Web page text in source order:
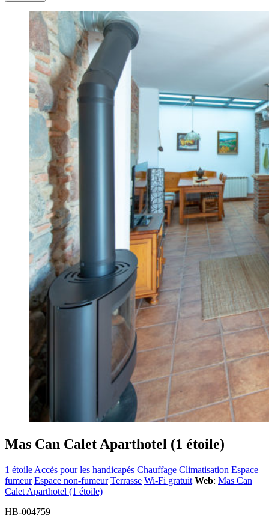
Mas Can Calet Aparthotel (1 étoile)
1 étoile Accès pour les handicapés Chauffage Climatisation Espace
fumeur Espace non-fumeur Terrasse Wi-Fi gratuit Web: Mas Can
Calet Aparthotel (1 étoile)
HB-004759